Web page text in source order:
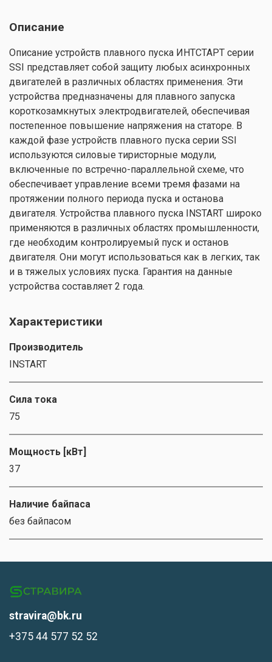
Описание
Описание устройств плавного пуска ИНТСТАРТ серии
SSI представляет собой защиту любых асинхронных
двигателей в различных областях применения. Эти
устройства предназначены для плавного запуска
короткозамкнутых электродвигателей, обеспечивая
постепенное повышение напряжения на статоре. В
каждой фазе устройств плавного пуска серии SSI
используются силовые тиристорные модули,
включенные по встречно-параллельной схеме, что
обеспечивает управление всеми тремя фазами на
протяжении полного периода пуска и останова
двигателя. Устройства плавного пуска INSTART широко
применяются в различных областях промышленности,
где необходим контролируемый пуск и останов
двигателя. Они могут использоваться как в легких, так
и в тяжелых условиях пуска. Гарантия на данные
устройства составляет 2 года.
Характеристики
Производитель
INSTART
Сила тока
75
Мощность [кВт]
37
Наличие байпаса
без байпасом
stravira@bk.ru
+375 44 577 52 52